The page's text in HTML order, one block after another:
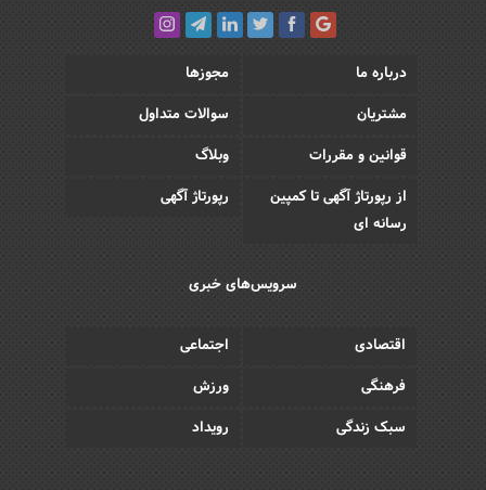
درباره ما
مجوزها
مشتریان
سوالات متداول
قوانین و مقررات
وبلاگ
از رپورتاژ آگهی تا کمپین
رسانه ای
رپورتاژ آگهی
سرویس‌های خبری
اقتصادی
اجتماعی
فرهنگی
ورزش
سبک زندگی
رویداد